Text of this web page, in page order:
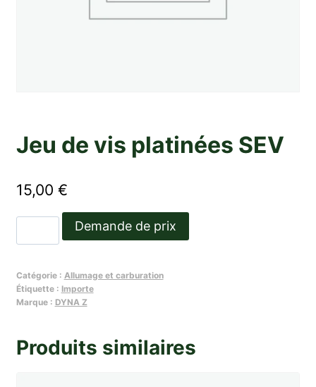
Jeu de vis platinées SEV
15,00 €
de
de
vis
SEV
Demande de prix
Catégorie : Allumage et carburation
Étiquette : Importe
Marque : DYNA Z
Produits similaires